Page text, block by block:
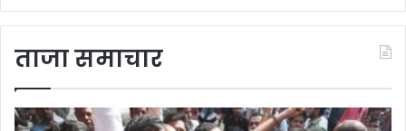
ताजा समाचार